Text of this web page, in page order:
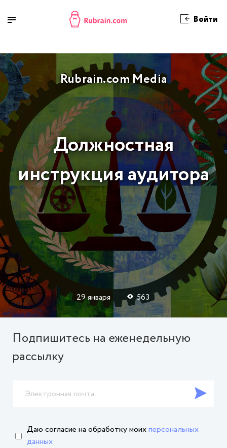
Войти
Rubrain.com Media
Должностная
инструкция аудитора
29 января 563
Подпишитесь на еженедельную
рассылку
Даю согласие на обработкумоихперсональных
данных